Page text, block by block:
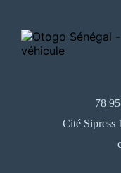
78
Cité Sipress